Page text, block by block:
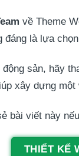
về Theme
là lựa
sản, hãy
xây dựng
bài viết này
THIẾT KẾ